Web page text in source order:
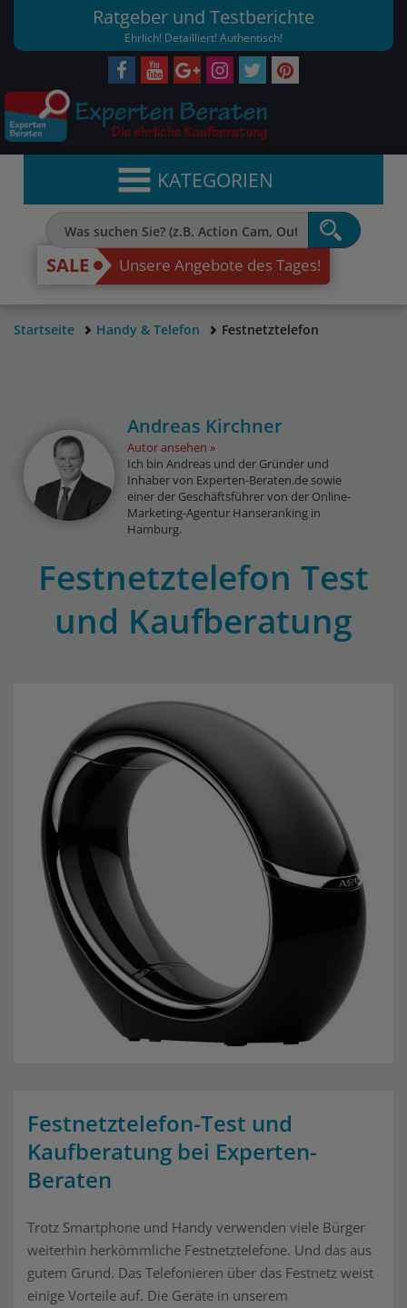
Ratgeber und Testberichte
Ehrlich! Detailliert! Authentisch!
KATEGORIEN
SALE Unsere Angebote des Tages!
Startseite Handy & Telefon Festnetztelefon
Andreas Kirchner
Autor ansehen
Ich bin Andreas und der Gründer und
Inhaber von Experten-Beraten.de sowie
einer der Geschäftsführer von der Online-
Marketing-Agentur Hanseranking in
Hamburg.
Festnetztelefon Test
und Kaufberatung
Festnetztelefon-Test und
Kaufberatung bei Experten-
Beraten
Trotz Smartphone und Handy verwenden viele Bürger
weiterhin herkömmliche Festnetztelefone. Und das aus
gutem Grund. Das Telefonieren über das Festnetz weist
einige Vorteile auf. Die Geräte in unserem